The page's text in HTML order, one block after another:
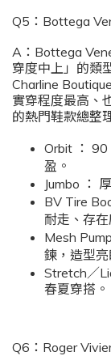
Q5：Bottega
A：Bottega
穿度中上」的類
Charline
實穿程度最高、
的熱門鞋款總整
Orbit ： 90
盈。
Jumbo ：
BV Tire
耐走、存在
Mesh
鍊，造型亮
Stretch／
春夏穿搭。
Q6：Roger